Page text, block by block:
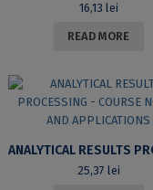
16,13 lei
READ MORE
25,37 lei